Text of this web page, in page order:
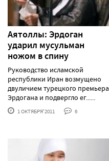
Аятоллы: Эрдоган
ударил мусульман
ножом в спину
Руководство исламской
республики Иран возмущено
двуличием турецкого премьера
Эрдогана и подвергло ег......
1 ОКТЯБРЯ'2011 6